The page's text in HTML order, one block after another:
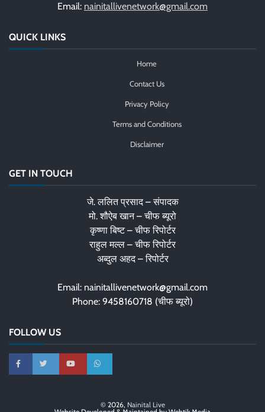
Email: nainitallivenetwork@gmail.com
QUICK LINKS
Home
Contact Us
Privacy Policy
Terms and Conditions
Disclaimer
GET IN TOUCH
जे. ललित प्रसाद – संपादक
मो. शौऐब खान – चीफ ब्यूरो
कृष्णा बिष्ट – चीफ रिपोर्टर
राहुल मल्ल – चीफ रिपोर्टर
अब्दुल अहद – रिपोर्टर
Email: nainitallivenetwork@gmail.com
Phone: 9458160718 (चीफ ब्यूरो)
FOLLOW US
© 2026, Nainital Live